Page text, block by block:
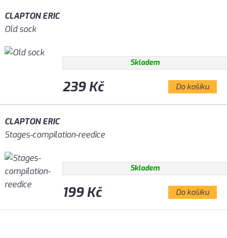
CLAPTON ERIC
Old sock
Skladem
239 Kč Do košíku
CLAPTON ERIC
Stages-compilation-reedice
Skladem
199 Kč Do košíku